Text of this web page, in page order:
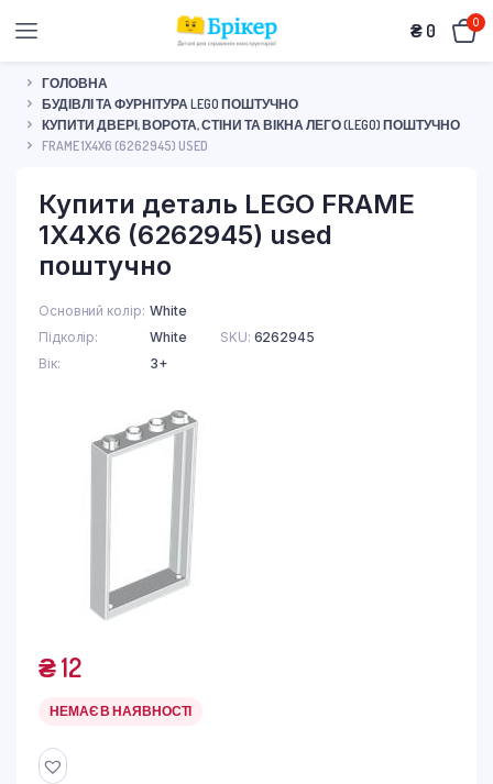
₴ 0 0
ГОЛОВНА
БУДІВЛІ ТА ФУРНІТУРА LEGO ПОШТУЧНО
КУПИТИ ДВЕРІ, ВОРОТА, СТІНИ ТА ВІКНА ЛЕГО (LEGO) ПОШТУЧНО
FRAME 1X4X6 (6262945) USED
Купити деталь LEGO FRAME
1X4X6 (6262945) used
поштучно
Основний колір White
Підколір
White
Вік
3+
SKU: 6262945
₴12
НЕМАЄ В НАЯВНОСТІ